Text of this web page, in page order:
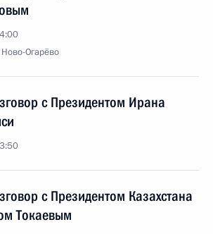
Огарёво
с Президентом Ирана
с Президентом Казахстана
Токаевым